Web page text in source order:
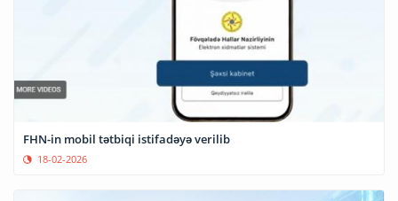
FHN-in mobil tətbiqi istifadəyə verilib
18-02-2026